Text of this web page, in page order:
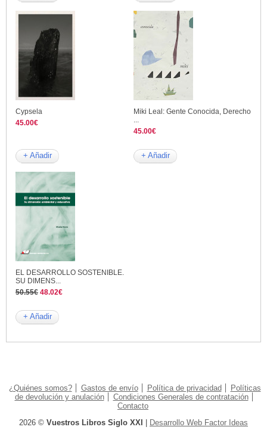
Cypsela
45.00€
+ Añadir
Miki Leal: Gente Conocida, Derecho
...
45.00€
+ Añadir
EL DESARROLLO SOSTENIBLE.
SU DIMENS...
50.55€ 48.02€
+ Añadir
¿Quiénes somos? Gastos de envío Política de privacidad
Políticas
de devolución y anulación
Condiciones Generales de contratación
Contacto
2026 © Vuestros Libros Siglo XXI Desarrollo Web Factor Ideas